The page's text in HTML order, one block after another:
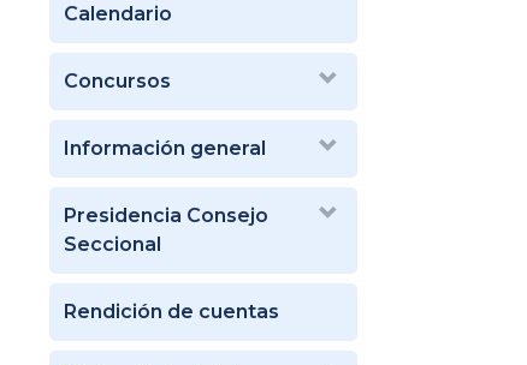
Calendario
Concursos
Información general
Presidencia Consejo
Seccional
Rendición de cuentas